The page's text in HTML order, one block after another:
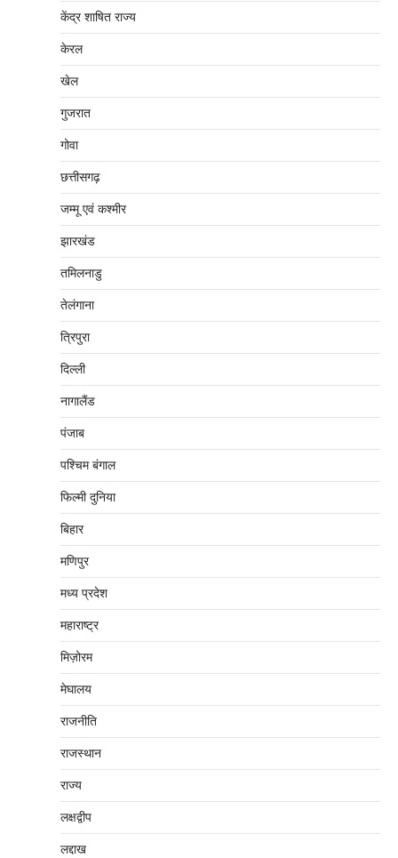
केंद्र शाषित राज्य
केरल
खेल
गुजरात
गोवा
छत्तीसगढ़
जम्‍मू एवं कश्‍मीर
झारखंड
तमिलनाडु
तेलंगाना
त्रिपुरा
दिल्‍ली
नागालैंड
पंजाब
पश्चिम बंगाल
फिल्मी दुनिया
बिहार
मणिपुर
मध्‍य प्रदेश
महाराष्‍ट्र
मिज़ोरम
मेघालय
राजनीति
राजस्थान
राज्य
लक्षद्वीप
लद्दाख